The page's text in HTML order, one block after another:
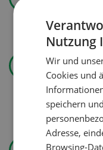
Betriebsführung
Kein
Wasser
Nutzung
Wir und
Cookies und
speichern
Adresse,
Browsing-